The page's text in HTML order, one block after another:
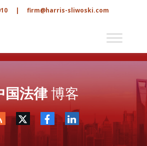
| firm@harris-sliwoski.com
国法律博客